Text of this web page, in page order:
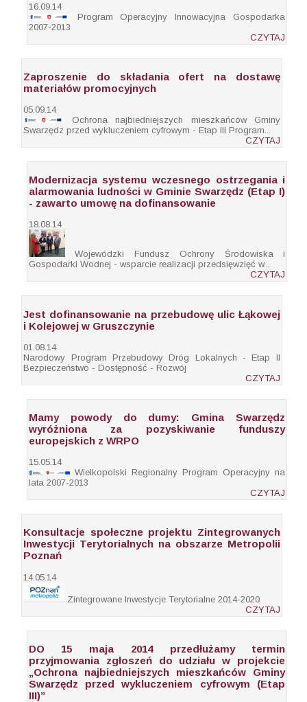
16.09.14
Program Operacyjny Innowacyjna Gospodarka
2007-2013
CZYTAJ
Zaproszenie do składania ofert na dostawę
materiałów promocyjnych
05.09.14
Ochrona najbiedniejszych mieszkańców Gminy
Swarzędz przed wykluczeniem cyfrowym - Etap III Program...
CZYTAJ
Modernizacja systemu wczesnego ostrzegania i
alarmowania ludności w Gminie Swarzędz (Etap I)
- zawarto umowę na dofinansowanie
18.08.14
Wojewódzki Fundusz Ochrony Środowiska i
Gospodarki Wodnej - wsparcie realizacji przedsięwzięć w...
CZYTAJ
Jest dofinansowanie na przebudowę ulic Łąkowej
i Kolejowej w Gruszczynie
01.08.14
Narodowy Program Przebudowy Dróg Lokalnych - Etap II
Bezpieczeństwo - Dostępność - Rozwój
CZYTAJ
Mamy powody do dumy: Gmina Swarzędz
wyróżniona za pozyskiwanie funduszy
europejskich z WRPO
15.05.14
Wielkopolski Regionalny Program Operacyjny na
lata 2007-2013
CZYTAJ
Konsultacje społeczne projektu Zintegrowanych
Inwestycji Terytorialnych na obszarze Metropolii
Poznań
14.05.14
Zintegrowane Inwestycje Terytorialne 2014-2020
CZYTAJ
DO 15 maja 2014 przedłużamy termin
przyjmowania zgłoszeń do udziału w projekcie
„Ochrona najbiedniejszych mieszkańców Gminy
Swarzędz przed wykluczeniem cyfrowym (Etap
III)”